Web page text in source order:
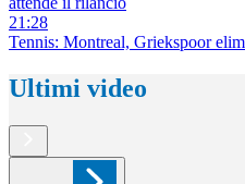
21:28
Tennis: Montreal, Griekspoor
Ultimi video